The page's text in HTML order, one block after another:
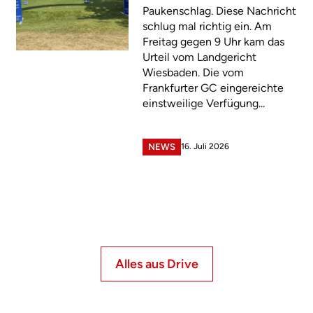
Paukenschlag. Diese Nachricht
schlug mal richtig ein. Am
Freitag gegen 9 Uhr kam das
Urteil vom Landgericht
Wiesbaden. Die vom
Frankfurter GC eingereichte
einstweilige Verfügung...
NEWS 16. Juli 2026
Alles aus Drive